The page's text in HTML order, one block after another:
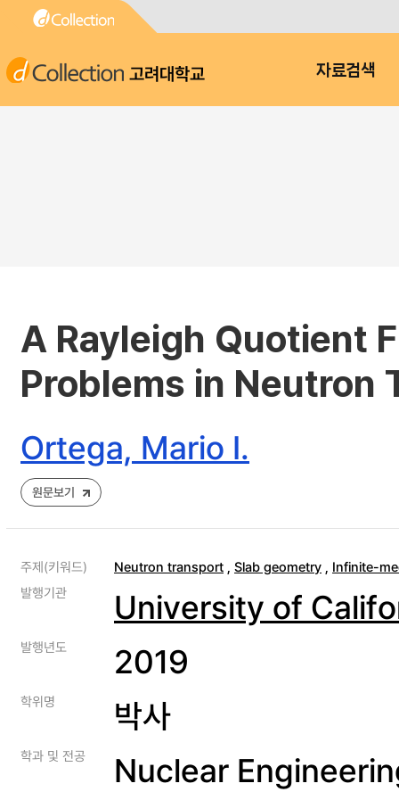
고려대학교 자료검색
A Rayleigh Quotient
Problems in Neutron
Ortega, Mario I.
원문보기
주제(키워드) Neutron transport , Slab geometry , Infinite-
발행기관
University of
발행년도 2019
학위명 박사
학과 및 전공 Nuclear